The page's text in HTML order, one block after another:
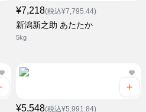
¥7,218(税込¥7,795.44)
新潟新之助 あたたか
5kg
¥5,548(税込¥5,991.84)